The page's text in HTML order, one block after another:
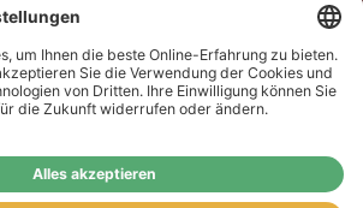
Das Angebot unseres Web-Shops
an Wiederverkäufer. Wenn Sie
sind, registrieren Sie sich bitte in